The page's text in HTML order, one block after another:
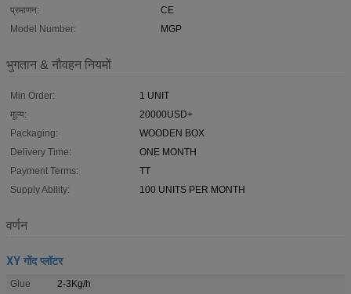
प्रमाणन:
CE
Model Number:
MGP
भुगतान & नौवहन नियमों
Min Order:
1 UNIT
मूल्य:
20000USD+
Packaging:
WOODEN BOX
Delivery Time:
ONE MONTH
Payment Terms:
TT
Supply Ability:
100 UNITS PER MONTH
वर्णन
XY गोंद प्लॉटर
Glue
2-3Kg/h